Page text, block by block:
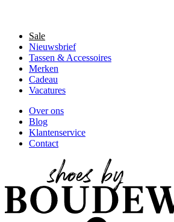
Sale
Nieuwsbrief
Tassen & Accessoires
Merken
Cadeau
Vacatures
Over ons
Blog
Klantenservice
Contact